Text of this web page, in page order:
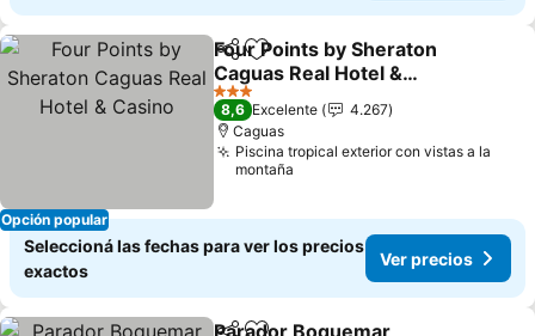
Opción popular
CompartirAñadir a favoritos
Four Points by Sheraton
Caguas Real Hotel &
Casino
3 Estrellas
8,6 Excelente
4.267
Caguas
Piscina tropical exterior con vistas a la
montaña
Seleccioná las fechas para ver los precios
exactos
Ver precios
Parador Boquemar